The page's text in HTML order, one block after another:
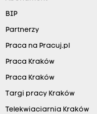
BIP
Partnerzy
Praca na Pracuj.pl
Praca Kraków
Praca Kraków
Targi pracy Kraków
Telekwiaciarnia Kraków